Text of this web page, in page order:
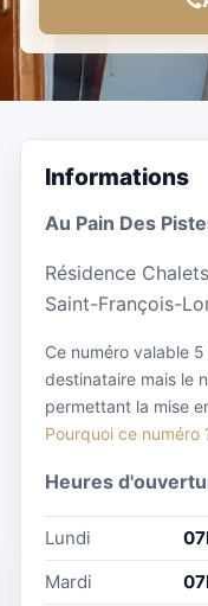
Informations
Au Pain Des
Résidence
Saint-François-
Ce numéro valable
destinataire mais le
permettant la mise
Pourquoi ce numéro
Heures
Lundi
Mardi